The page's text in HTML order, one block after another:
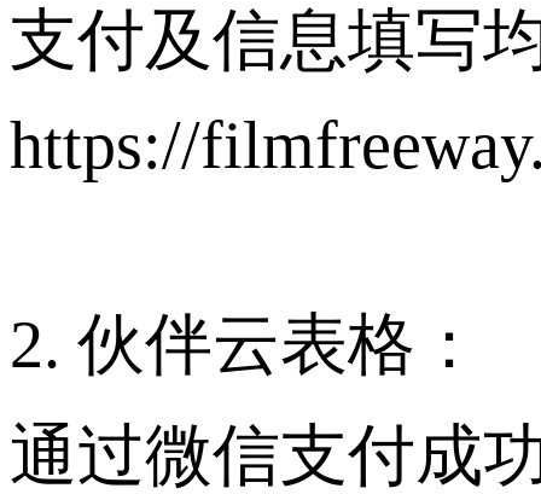
支付及信息填写
https://
2. 伙伴云表格：
通过微信支付成